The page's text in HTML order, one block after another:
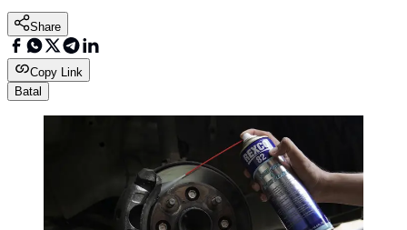
Share
Copy Link
Batal